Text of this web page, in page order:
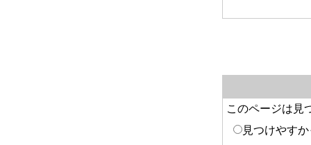
このページは見
見つけやす